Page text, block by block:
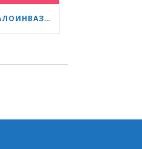
В СОВРЕМЕННОЙ МАЛОИНВАЗИВНОЙ КАРДИОХИРУРГИИ ВОЗРАСТ — ВСЕГО ЛИШЬ ЦИФРА